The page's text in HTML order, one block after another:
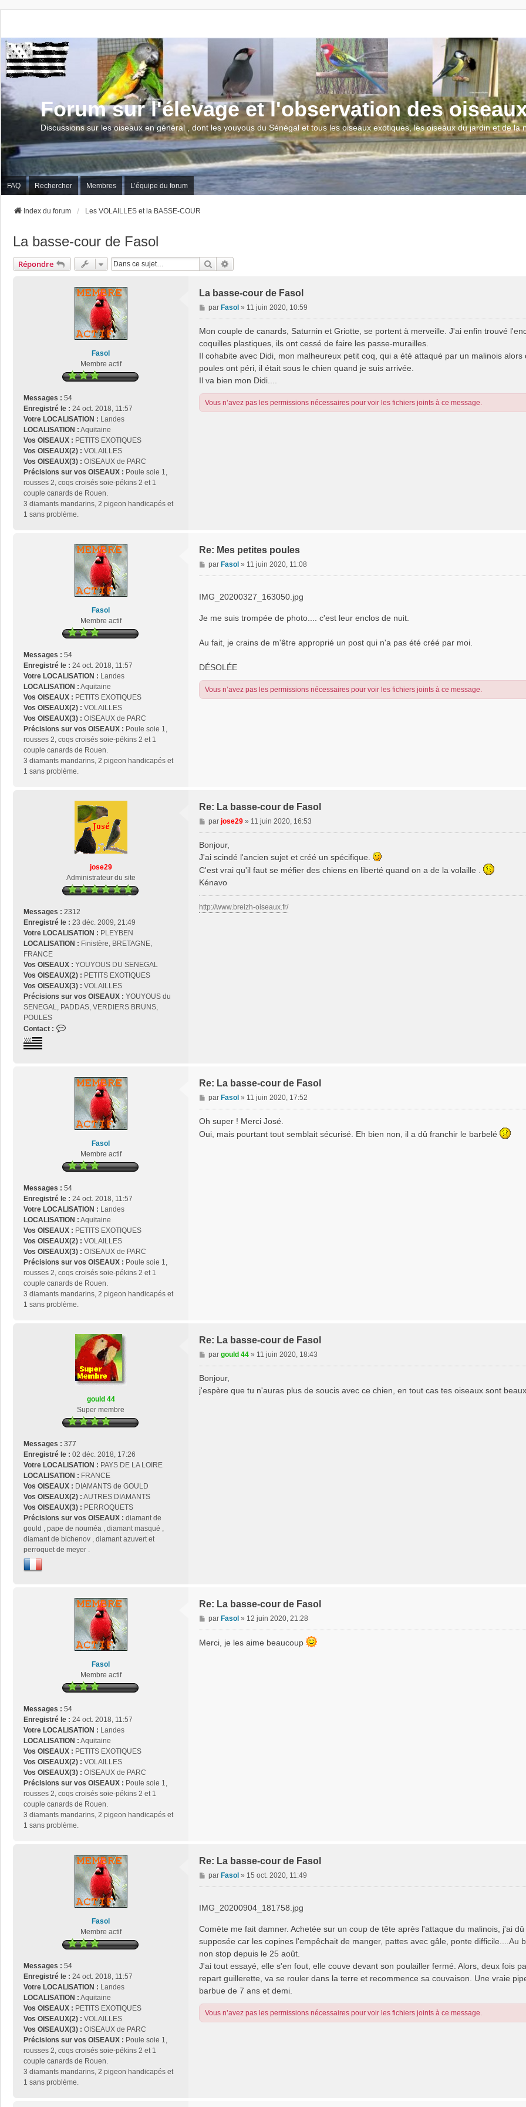
Forum sur l'élevage et l'observation des
Discussions sur les oiseaux en général , dont les youyous du Sénégal et tous les oiseaux exotiques, les oiseaux du jardin et de la
FAQ Rechercher Membres L’équipe du forum
Index du forum Les VOLAILLES et la BASSE-COUR
La basse-cour de Fasol
Répondre Rechercher
Fasol
Membre actif
Messages : 54
Enregistré le : 24 oct. 2018, 11:57
Votre LOCALISATION : Landes
LOCALISATION : Aquitaine
Vos OISEAUX : PETITS EXOTIQUES
Vos OISEAUX(2) : VOLAILLES
Vos OISEAUX(3) : OISEAUX de PARC
Précisions sur vos OISEAUX : Poule soie 1,
rousses 2, coqs croisés soie-pékins 2 et 1
couple canards de Rouen.
3 diamants mandarins, 2 pigeon handicapés et
1 sans problème.
La basse-cour de Fasol
M
e
a
g
e
par Fasol» 11 juin 2020, 10:59
Mon couple de canards, Saturnin et Griotte, se portent à merveille. J'ai enfin trouvé
coquilles plastiques, ils ont cessé de faire les passe-murailles.
Il cohabite avec Didi, mon malheureux petit coq, qui a été attaqué par un malinois
poules ont péri, il était sous le chien quand je suis arrivée.
Il va bien mon Didi....
Vous n’avez pas les permissions nécessaires pour voir les fichiers joints à ce message.
Fasol
Membre actif
Messages : 54
Enregistré le : 24 oct. 2018, 11:57
Votre LOCALISATION : Landes
LOCALISATION : Aquitaine
Vos OISEAUX : PETITS EXOTIQUES
Vos OISEAUX(2) : VOLAILLES
Vos OISEAUX(3) : OISEAUX de PARC
Précisions sur vos OISEAUX : Poule soie 1,
rousses 2, coqs croisés soie-pékins 2 et 1
couple canards de Rouen.
3 diamants mandarins, 2 pigeon handicapés et
1 sans problème.
Re: Mes petites poules
M
e
s
g
par Fasol» 11 juin 2020, 11:08
IMG_20200327_163050.jpg
Je me suis trompée de photo.... c'est leur enclos de nuit.
Au fait, je crains de m'être approprié un post qui n'a pas été créé par moi.
DÉSOLÉE
Vous n’avez pas les permissions nécessaires pour voir les fichiers joints à ce message.
jose29
Administrateur du site
Messages : 2312
Enregistré le : 23 déc. 2009, 21:49
Votre LOCALISATION : PLEYBEN
LOCALISATION : Finistère, BRETAGNE,
FRANCE
Vos OISEAUX : YOUYOUS DU SENEGAL
Vos OISEAUX(2) : PETITS EXOTIQUES
Vos OISEAUX(3) : VOLAILLES
Précisions sur vos OISEAUX : YOUYOUS du
SENEGAL, PADDAS, VERDIERS BRUNS,
POULES
Contact :
2
Re: La basse-cour de Fasol
M
e
a
g
e
par jose29» 11 juin 2020, 16:53
Bonjour,
J'ai scindé l'ancien sujet et créé un spécifique.
C'est vrai qu'il faut se méfier des chiens en liberté quand on a de la volaille .
Kénavo
http://www.breizh-oiseaux.fr/
Fasol
Membre actif
Messages : 54
Enregistré le : 24 oct. 2018, 11:57
Votre LOCALISATION : Landes
LOCALISATION : Aquitaine
Vos OISEAUX : PETITS EXOTIQUES
Vos OISEAUX(2) : VOLAILLES
Vos OISEAUX(3) : OISEAUX de PARC
Précisions sur vos OISEAUX : Poule soie 1,
rousses 2, coqs croisés soie-pékins 2 et 1
couple canards de Rouen.
3 diamants mandarins, 2 pigeon handicapés et
1 sans problème.
Re: La basse-cour de Fasol
M
e
s
a
par Fasol» 11 juin 2020, 17:52
Oh super ! Merci José.
Oui, mais pourtant tout semblait sécurisé. Eh bien non, il a dû franchir le barbelé
gould 44
Super membre
Messages : 377
Enregistré le : 02 déc. 2018, 17:26
Votre LOCALISATION : PAYS DE LA LOIRE
LOCALISATION : FRANCE
Vos OISEAUX : DIAMANTS de GOULD
Vos OISEAUX(2) : AUTRES DIAMANTS
Vos OISEAUX(3) : PERROQUETS
Précisions sur vos OISEAUX : diamant de
gould , pape de nouméa , diamant masqué ,
diamant de bichenov , diamant azuvert et
perroquet de meyer .
Re: La basse-cour de Fasol
M
e
a
par gould 44» 11 juin 2020, 18:43
Bonjour,
j'espère que tu n'auras plus de soucis avec ce chien, en tout cas tes oiseaux sont
Fasol
Membre actif
Messages : 54
Enregistré le : 24 oct. 2018, 11:57
Votre LOCALISATION : Landes
LOCALISATION : Aquitaine
Vos OISEAUX : PETITS EXOTIQUES
Vos OISEAUX(2) : VOLAILLES
Vos OISEAUX(3) : OISEAUX de PARC
Précisions sur vos OISEAUX : Poule soie 1,
rousses 2, coqs croisés soie-pékins 2 et 1
couple canards de Rouen.
3 diamants mandarins, 2 pigeon handicapés et
1 sans problème.
Re: La basse-cour de Fasol
M
e
par Fasol» 12 juin 2020, 21:28
Merci, je les aime beaucoup
Fasol
Membre actif
Messages : 54
Enregistré le : 24 oct. 2018, 11:57
Votre LOCALISATION : Landes
LOCALISATION : Aquitaine
Vos OISEAUX : PETITS EXOTIQUES
Vos OISEAUX(2) : VOLAILLES
Vos OISEAUX(3) : OISEAUX de PARC
Précisions sur vos OISEAUX : Poule soie 1,
rousses 2, coqs croisés soie-pékins 2 et 1
couple canards de Rouen.
3 diamants mandarins, 2 pigeon handicapés et
1 sans problème.
Re: La basse-cour de Fasol
M
e
s
g
par Fasol» 15 oct. 2020, 11:49
IMG_20200904_181758.jpg
Comète me fait damner. Achetée sur un coup de tête après l'attaque du malinois, j'ai
supposée car les copines l'empêchait de manger, pattes avec gâle, ponte difficile....Au
non stop depuis le 25 août.
J'ai tout essayé, elle s'en fout, elle couve devant son poulailler fermé. Alors, deux fois
repart guillerette, va se rouler dans la terre et recommence sa couvaison. Une vraie
barbue de 7 ans et demi.
Vous n’avez pas les permissions nécessaires pour voir les fichiers joints à ce message.